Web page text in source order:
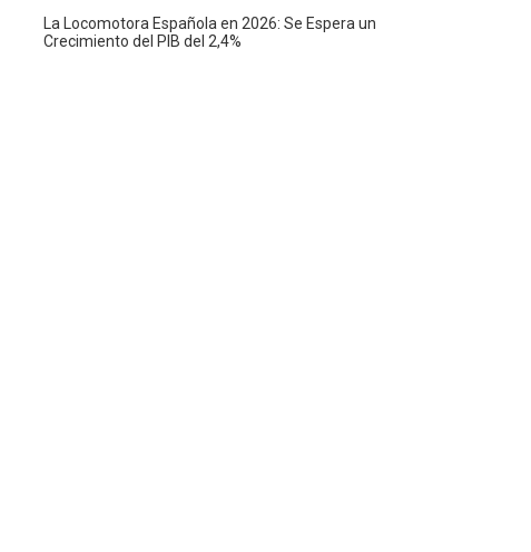
La Locomotora Española en 2026: Se Espera un
Crecimiento del PIB del 2,4%